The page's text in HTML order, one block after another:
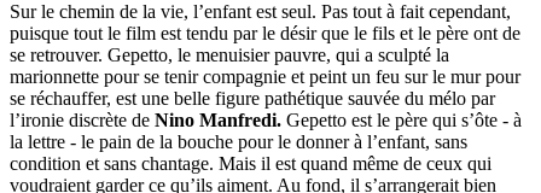
Sur le chemin de la vie, l’enfant est seul. Pas tout à fait cependant,
puisque tout le film est tendu par le désir que le fils et le père ont de
se retrouver. Gepetto, le menuisier pauvre, qui a sculpté la
marionnette pour se tenir compagnie et peint un feu sur le mur pour
se réchauffer, est une belle figure pathétique sauvée du mélo par
l’ironie discrète de Nino Manfredi. Gepetto est le père qui s’ôte - à
la lettre - le pain de la bouche pour le donner à l’enfant, sans
condition et sans chantage. Mais il est quand même de ceux qui
voudraient garder ce qu’ils aiment. Au fond, il s’arrangerait bien